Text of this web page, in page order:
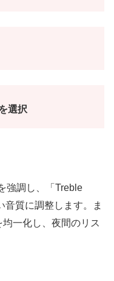
選択
強調し、「Treble
音質に調整します。ま
一化し、夜間のリス